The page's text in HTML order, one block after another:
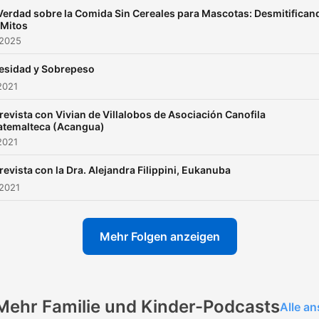
sobre la Comida Sin Cereales para Mascotas:
y Sobrepeso
con Vivian de Villalobos de Asociación Canofila
(Acangua)
con la Dra. Alejandra Filippini, Eukanuba
Mehr Folgen anzeigen
Familie und Kinder-PodcastsAlle